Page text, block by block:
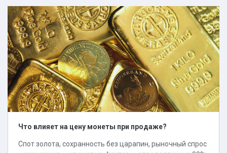
Что влияет на цену монеты при продаже?
Спот золота, сохранность без царапин, рыночный спрос